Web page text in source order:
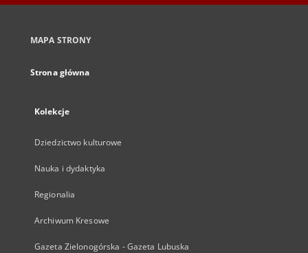
MAPA STRONY
Strona główna
Kolekcje
Dziedzictwo kulturowe
Nauka i dydaktyka
Regionalia
Archiwum Kresowe
Gazeta Zielonogórska - Gazeta Lubuska